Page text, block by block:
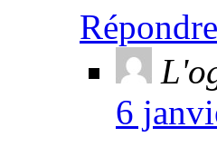
Répondre
6